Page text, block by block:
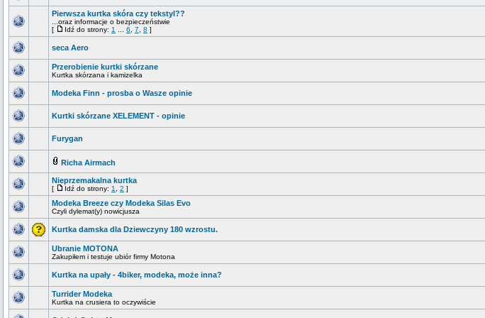
Pierwsza kurtka skóra czy tekstyl??
...oraz informacje o bezpieczeństwie
[
Idź do strony: 1 6 7 8 ]
seca Aero
Przerobienie kurtki skórzane
Kurtka skórzana i kamizelka
Modeka Finn - prosba o Wasze opinie
Kurtki skórzane XELEMENT - opinie
Furygan
Richa Airmach
Nieprzemakalna kurtka
[ Idź do strony: 1 2 ]
Modeka Breeze czy Modeka Silas Evo
Czyli dylemat(y) nowicjusza
Kurtka damska dla Dziewczyny 180 wzrostu.
Ubranie MOTONA
Zakupiłem i testuje ubiór firmy Motona
Kurtka na upały - 4biker, modeka, może inna?
Turrider Modeka
Kurtka na crusiera to oczywiście